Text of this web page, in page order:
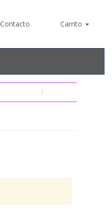
Contacto Carrito